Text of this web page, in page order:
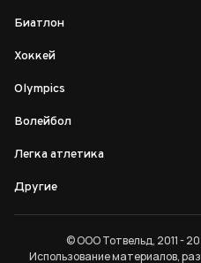
Биатлон
Хоккей
Olympics
Волейбол
Легка атлетика
Другие
© ООО Тотвельд, 2011 -
Использование материалов,